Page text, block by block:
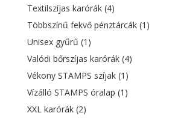
Textilszíjas karórák (4)
Többszínű fekvő pénztárcák (1)
Unisex gyűrű (1)
Valódi bőrszíjas karórák (4)
Vékony STAMPS szíjak (1)
Vízálló STAMPS óralap (1)
XXL karórák (2)